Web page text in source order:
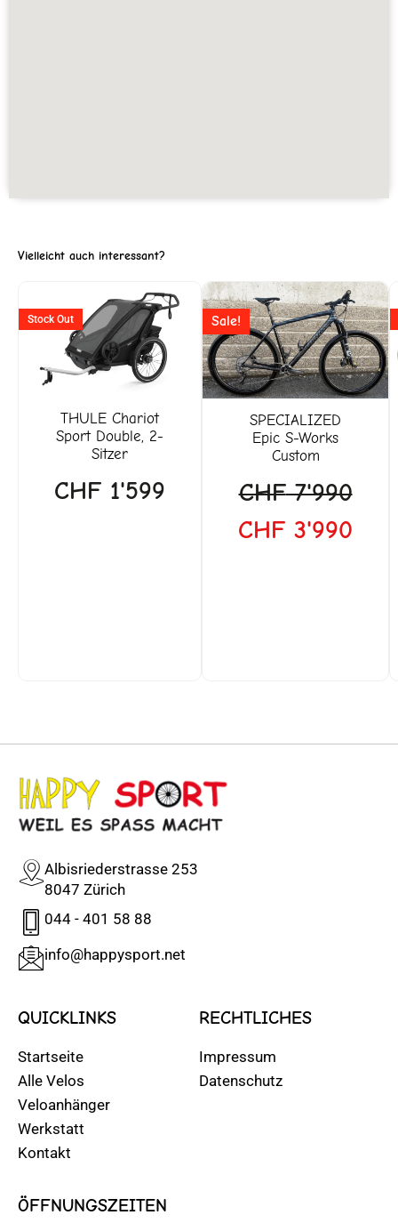
Vielleicht auch interessant?
Stock Out
THULE Chariot
Sport Double, 2-
Sitzer
CHF 1'599
Sale!
SPECIALIZED
Epic S-Works
Custom
CHF7'990
Ursprünglicher
Preis
war:
CHF 7'990
CHF 3'990
ist:
Albisriederstrasse 253
8047 Zürich
044 - 401 58 88
info@happysport.net
QUICKLINKS
Startseite
Alle Velos
Veloanhänger
Werkstatt
Kontakt
RECHTLICHES
Impressum
Datenschutz
ÖFFNUNGSZEITEN